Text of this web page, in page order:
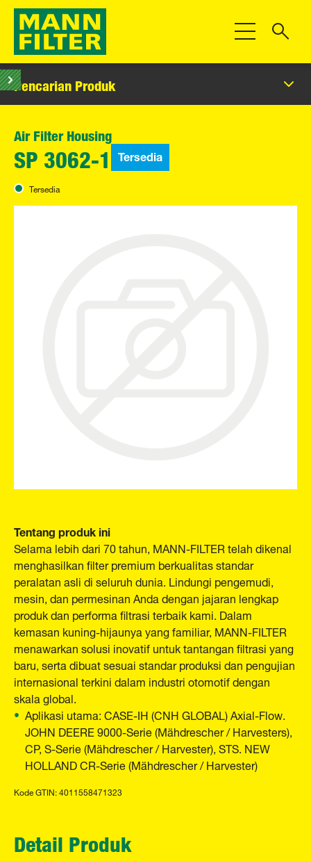
Beralih
Pencarian Produk
Air Filter Housing
SP 3062-1 Tersedia
Tersedia
Tentang produk ini
Selama lebih dari 70 tahun, MANN-FILTER telah dikenal
menghasilkan filter premium berkualitas standar
peralatan asli di seluruh dunia. Lindungi pengemudi,
mesin, dan permesinan Anda dengan jajaran lengkap
produk dan performa filtrasi terbaik kami. Dalam
kemasan kuning-hijaunya yang familiar, MANN-FILTER
menawarkan solusi inovatif untuk tantangan filtrasi yang
baru, serta dibuat sesuai standar produksi dan pengujian
internasional terkini dalam industri otomotif dengan
skala global.
Aplikasi utama: CASE-IH (CNH GLOBAL) Axial-Flow.
JOHN DEERE 9000-Serie (Mähdrescher / Harvesters),
CP, S-Serie (Mähdrescher / Harvester), STS. NEW
HOLLAND CR-Serie (Mähdrescher / Harvester)
Kode GTIN: 4011558471323
Detail Produk